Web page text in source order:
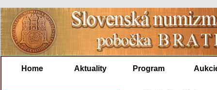
Home Aktuality Program